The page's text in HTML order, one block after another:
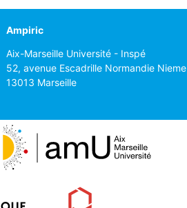
Ampiric
Aix-Marseille Université - Inspé
52, avenue Escadrille Normandie
13013 Marseille